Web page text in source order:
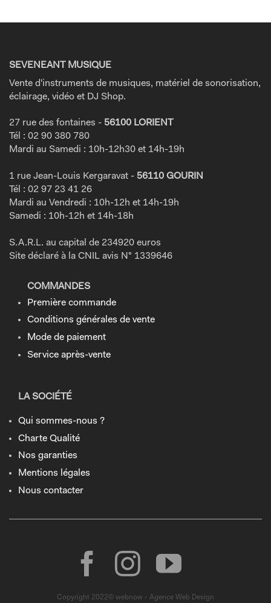
SEVENEANT MUSIQUE
Vente d'instruments de musiques, matériel de sonorisation,
éclairage, vidéo et DJ Shop.
27 rue des fontaines - 56100 LORIENT
Tél : 02 90 380 780
Mardi au Samedi : 10h-12h30 et 14h-19h
1 rue Jean-Louis Kergaravat - 56110 GOURIN
Tél : 02 97 23 41 26
Mardi au Vendredi : 10h-12h et 14h-19h
Samedi : 10h-12h et 14h-18h
S.A.R.L. au capital de 234920 euros
Site déclaré à la CNIL avis N° 1339646
COMMANDES
Première commande
Conditions générales de vente
Mode de paiement
Service après-vente
LA SOCIÉTÉ
Qui sommes-nous ?
Charte Qualité
Nos garanties
Mentions légales
Nous contacter
Copyright 2022© webnow - Agence Web Design